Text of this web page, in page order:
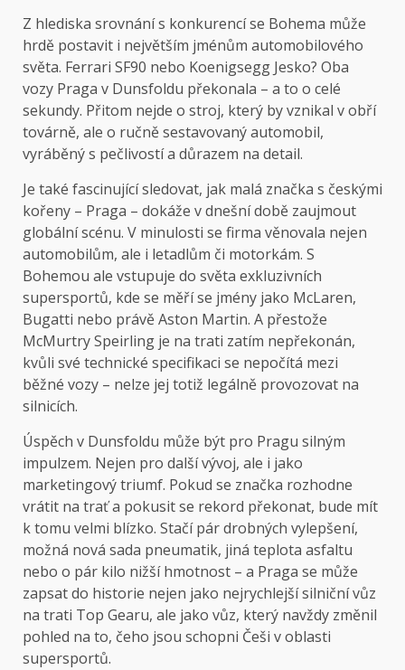
Z hlediska srovnání s konkurencí se Bohema může
hrdě postavit i největším jménům automobilového
světa. Ferrari SF90 nebo Koenigsegg Jesko? Oba
vozy Praga v Dunsfoldu překonala – a to o celé
sekundy. Přitom nejde o stroj, který by vznikal v obří
továrně, ale o ručně sestavovaný automobil,
vyráběný s pečlivostí a důrazem na detail.
Je také fascinující sledovat, jak malá značka s českými
kořeny – Praga – dokáže v dnešní době zaujmout
globální scénu. V minulosti se firma věnovala nejen
automobilům, ale i letadlům či motorkám. S
Bohemou ale vstupuje do světa exkluzivních
supersportů, kde se měří se jmény jako McLaren,
Bugatti nebo právě Aston Martin. A přestože
McMurtry Speirling je na trati zatím nepřekonán,
kvůli své technické specifikaci se nepočítá mezi
běžné vozy – nelze jej totiž legálně provozovat na
silnicích.
Úspěch v Dunsfoldu může být pro Pragu silným
impulzem. Nejen pro další vývoj, ale i jako
marketingový triumf. Pokud se značka rozhodne
vrátit na trať a pokusit se rekord překonat, bude mít
k tomu velmi blízko. Stačí pár drobných vylepšení,
možná nová sada pneumatik, jiná teplota asfaltu
nebo o pár kilo nižší hmotnost – a Praga se může
zapsat do historie nejen jako nejrychlejší silniční vůz
na trati Top Gearu, ale jako vůz, který navždy změnil
pohled na to, čeho jsou schopni Češi v oblasti
supersportů.